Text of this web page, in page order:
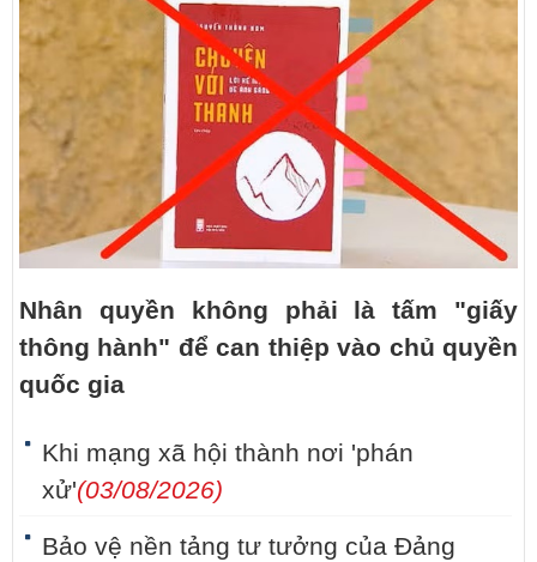
Nhân quyền không phải là tấm "giấy
thông hành" để can thiệp vào chủ quyền
quốc gia
Khi mạng xã hội thành nơi 'phán
xử'(03/08/2026)
Bảo vệ nền tảng tư tưởng của Đảng